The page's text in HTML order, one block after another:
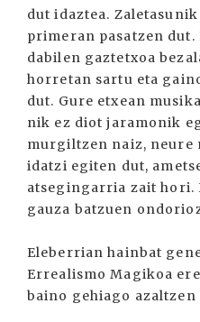
dut idaztea.
primeran pasatzen
dabilen gaztetxoa
horretan sartu eta
dut. Gure etxean
nik ez diot jaramonik
murgiltzen naiz, neure
idatzi egiten dut,
atsegingarria zait
gauza batzuen
Eleberrian hainbat
Errealismo Magikoa
baino gehiago